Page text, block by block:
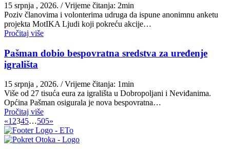
15 srpnja , 2026. / Vrijeme čitanja: 2min
Poziv članovima i volonterima udruga da ispune anonimnu anketu
projekta MotIKA Ljudi koji pokreću akcije…
Pročitaj više
Pašman dobio bespovratna sredstva za uređenje
igrališta
15 srpnja , 2026. / Vrijeme čitanja: 1min
Više od 27 tisuća eura za igrališta u Dobropoljani i Neviđanima.
Općina Pašman osigurala je nova bespovratna…
Pročitaj više
«12345…505»